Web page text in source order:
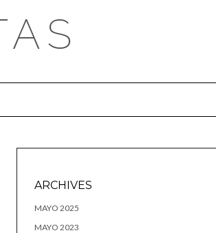
ARCHIVES
MAYO 2025
MAYO 2023